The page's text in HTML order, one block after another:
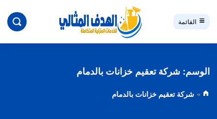
الوسم: شركة تعقيم خزانات بالدمام
شركة تعقيم خزانات بالدمام